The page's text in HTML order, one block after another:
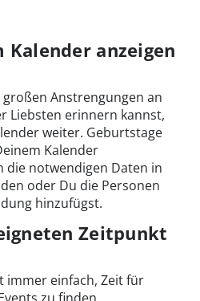
Kalender anzeigen
Anstrengungen an
Liebsten erinnern kannst,
weiter. Geburtstage
Kalender
die notwendigen Daten in
oder Du die Personen
hinzufügst.
Zeitpunkt
immer einfach, Zeit für